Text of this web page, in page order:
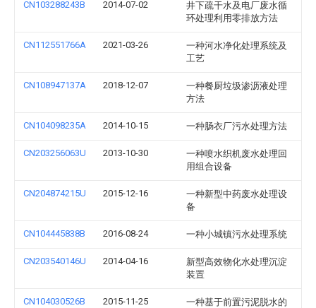
CN103288243B 2014-07-02
井下疏干水及电厂废水循
环处理利用零排放方法
CN112551766A 2021-03-26
一种河水净化处理系统及
工艺
CN108947137A 2018-12-07
一种餐厨垃圾渗沥液处理
方法
CN104098235A 2014-10-15 一种肠衣厂污水处理方法
CN203256063U 2013-10-30
一种喷水织机废水处理回
用组合设备
CN204874215U 2015-12-16
一种新型中药废水处理设
备
CN104445838B 2016-08-24 一种小城镇污水处理系统
CN203540146U 2014-04-16
新型高效物化水处理沉淀
装置
CN104030526B 2015-11-25
一种基于前置污泥脱水的